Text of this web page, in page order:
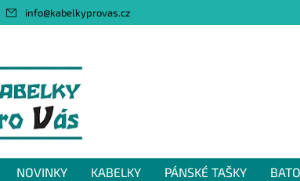
info@kabelkyprovas.cz
NOVINKY KABELKY PÁNSKÉ TAŠKY